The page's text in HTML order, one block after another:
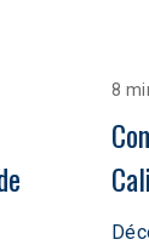
8